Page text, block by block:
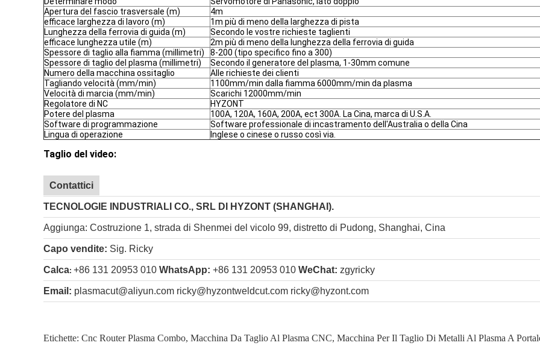
Apertura del fascio trasversale (m)
4m
efficace larghezza di lavoro (m)
1m più di meno della larghezza di pista
Lunghezza della ferrovia di guida (m)
Secondo le vostre richieste taglienti
efficace lunghezza utile (m)
2m più di meno della lunghezza della ferrovia di guida
Spessore di taglio alla fiamma (millimetri)
8-200 (tipo specifico fino a 300)
Spessore di taglio del plasma (millimetri)
Secondo il generatore del plasma, 1-30mm comune
Numero della macchina ossitaglio
Alle richieste dei clienti
Tagliando velocità (mm/min)
1100mm/min dalla fiamma 6000mm/min da plasma
Velocità di marcia (mm/min)
Scarichi 12000mm/min
Regolatore di NC
HYZONT
Potere del plasma
100A, 120A, 160A, 200A, ect 300A. La Cina, marca di U.S.A.
Software di programmazione
Software professionale di incastramento dell'Australia o della Cina
Lingua di operazione
Inglese o cinese o russo così via.
Taglio del video:
Contattici
TECNOLOGIE INDUSTRIALI CO., SRL DI HYZONT (SHANGHAI).
Aggiunga: Costruzione 1, strada di Shenmei del vicolo 99, distretto di Pudong, Shanghai, Cina
Capo vendite: Sig. Ricky
Calca: +86 131 20953 010 WhatsApp: +86 131 20953 010 WeChat: zgyricky
Email: plasmacut@aliyun.com ricky@hyzontweldcut.com ricky@hyzont.com
Etichette: Cnc Router Plasma Combo, Macchina Da Taglio Al Plasma CNC, Macchina Per Il Taglio Di Metalli Al Plasma A